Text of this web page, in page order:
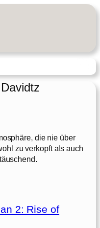
die nie über
zu verkopft als auch
2: Rise of